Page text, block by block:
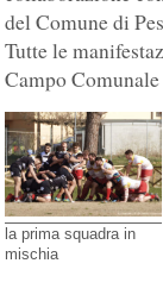
del Comune di
Tutte le
Campo
la prima squadra in
mischia